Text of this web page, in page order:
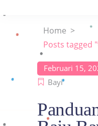
Home >
Posts tagged
Februari 15,
Bayi